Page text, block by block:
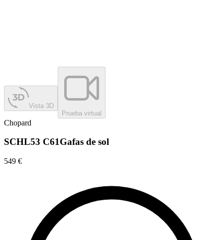
Vista 3D
Prueba virtual
Chopard
SCHL53 C61Gafas de sol
549 €